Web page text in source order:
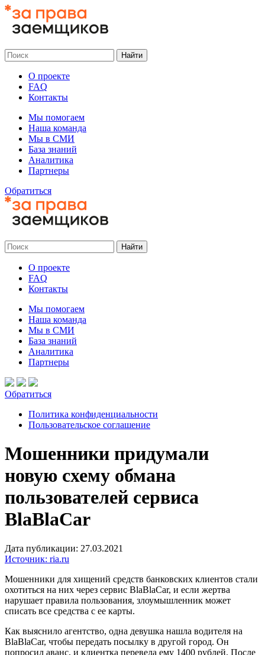
О проекте
FAQ
Контакты
Мы помогаем
Наша команда
Мы в СМИ
База знаний
Аналитика
Партнеры
Обратиться
О проекте
FAQ
Контакты
Мы помогаем
Наша команда
Мы в СМИ
База знаний
Аналитика
Партнеры
Обратиться
Политика конфиденциальности
Пользовательское соглашение
Мошенники придумали
новую схему обмана
пользователей сервиса
BlaBlaCar
Дата публикации: 27.03.2021
Источник: ria.ru
Мошенники для хищений средств банковских клиентов стали
охотиться на них через сервис BlaBlaCar, и если жертва
нарушает правила пользования, злоумышленник может
списать все средства с ее карты.
Как выяснило агентство, одна девушка нашла водителя на
BlaBlaCar, чтобы передать посылку в другой город. Он
попросил аванс, и клиентка перевела ему 1400 рублей. После